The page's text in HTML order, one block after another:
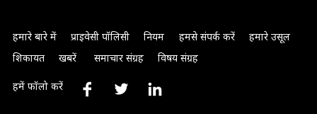
हमारे बारे में प्राइवेसी पॉलिसी नियम हमसे संपर्क करें
हमारे उसूल
शिकायत
खबरें समाचार संग्रह विषय संग्रह
हमें फॉलो करें